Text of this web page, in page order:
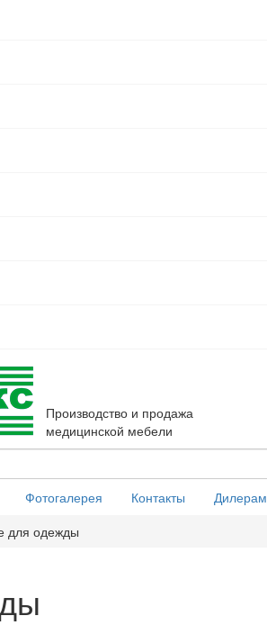
Производство и продажа
медицинской мебели
Фотогалерея Контакты
Дилерам
одежды